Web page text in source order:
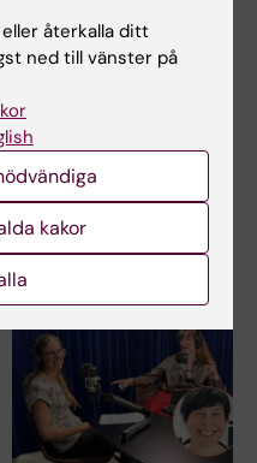
Mottagare av CIMED
medel 2027-2029 på
Labmed
Vi gratulerar de 6 forskare på
Labmed som mottagit
projektbidrag från…
återkalla ditt
ned till vänster på
kakor